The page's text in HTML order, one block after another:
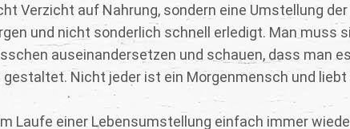
Verzicht auf Nahrung, sondern eine Umstellung
und nicht sonderlich schnell erledigt. Man muss
auseinandersetzen und schauen, dass man
Nicht jeder ist ein Morgenmensch und liebt
Laufe einer Lebensumstellung einfach immer